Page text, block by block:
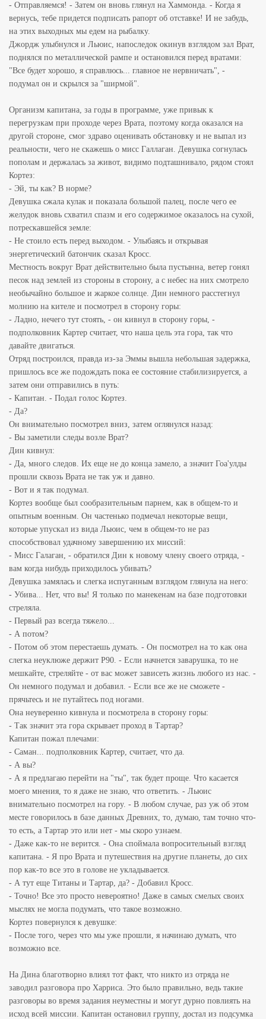
- Отправляемся! - Затем он вновь глянул на Хаммонда. - Когда я
вернусь, тебе придется подписать рапорт об отставке! И не забудь,
на этих выходных мы едем на рыбалку.
Джордж улыбнулся и Льюис, напоследок окинув взглядом зал Врат,
поднялся по металлической рампе и остановился перед вратами:
"Все будет хорошо, я справлюсь... главное не нервничать", -
подумал он и скрылся за "ширмой".
Организм капитана, за годы в программе, уже привык к
перегрузкам при проходе через Врата, поэтому когда оказался на
другой стороне, смог здраво оценивать обстановку и не выпал из
реальности, чего не скажешь о мисс Галлаган. Девушка согнулась
пополам и держалась за живот, видимо подташнивало, рядом стоял
Кортез:
- Эй, ты как? В норме?
Девушка сжала кулак и показала большой палец, после чего ее
желудок вновь схватил спазм и его содержимое оказалось на сухой,
потрескавшейся земле:
- Не стоило есть перед выходом. - Улыбаясь и открывая
энергетический батончик сказал Кросс.
Местность вокруг Врат действительно была пустынна, ветер гонял
песок над землей из стороны в сторону, а с небес на них смотрело
необычайно большое и жаркое солнце. Дин немного расстегнул
молнию на кителе и посмотрел в сторону горы:
- Ладно, нечего тут стоять, - он кивнул в сторону горы, -
подполковник Картер считает, что наша цель эта гора, так что
давайте двигаться.
Отряд построился, правда из-за Эммы вышла небольшая задержка,
пришлось все же подождать пока ее состояние стабилизируется, а
затем они отправились в путь:
- Капитан. - Подал голос Кортез.
- Да?
Он внимательно посмотрел вниз, затем оглянулся назад:
- Вы заметили следы возле Врат?
Дин кивнул:
- Да, много следов. Их еще не до конца замело, а значит Гоа'улды
прошли сквозь Врата не так уж и давно.
- Вот и я так подумал.
Кортез вообще был сообразительным парнем, как в общем-то и
опытным военным. Он частенько подмечал некоторые вещи,
которые упускал из вида Льюис, чем в общем-то не раз
способствовал удачному завершению их миссий:
- Мисс Галаган, - обратился Дин к новому члену своего отряда, -
вам когда нибудь приходилось убивать?
Девушка замялась и слегка испуганным взглядом глянула на него:
- Убива... Нет, что вы! Я только по манекенам на базе подготовки
стреляла.
- Первый раз всегда тяжело...
- А потом?
- Потом об этом перестаешь думать. - Он посмотрел на то как она
слегка неуклюже держит Р90. - Если начнется заварушка, то не
мешкайте, стреляйте - от вас может зависеть жизнь любого из нас. -
Он немного подумал и добавил. - Если все же не сможете -
прячьтесь и не путайтесь под ногами.
Она неуверенно кивнула и посмотрела в сторону горы:
- Так значит эта гора скрывает проход в Тартар?
Капитан пожал плечами:
- Саман... подполковник Картер, считает, что да.
- А вы?
- А я предлагаю перейти на "ты", так будет проще. Что касается
моего мнения, то я даже не знаю, что ответить. - Льюис
внимательно посмотрел на гору. - В любом случае, раз уж об этом
месте говорилось в базе данных Древних, то, думаю, там точно что-
то есть, а Тартар это или нет - мы скоро узнаем.
- Даже как-то не верится. - Она споймала вопросительный взгляд
капитана. - Я про Врата и путешествия на другие планеты, до сих
пор как-то все это в голове не укладывается.
- А тут еще Титаны и Тартар, да? - Добавил Кросс.
- Точно! Все это просто невероятно! Даже в самых смелых своих
мыслях не могла подумать, что такое возможно.
Кортез повернулся к девушке:
- После того, через что мы уже прошли, я начинаю думать, что
возможно все.
На Дина благотворно влиял тот факт, что никто из отряда не
заводил разговора про Харриса. Это было правильно, ведь такие
разговоры во время задания неуместны и могут дурно повлиять на
исход всей миссии. Капитан остановил группу, достал из подсумка